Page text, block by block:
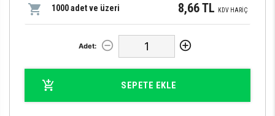
1000 adet ve üzeri 8,66 TL KDV HARİÇ
Adet:
SEPETE EKLE